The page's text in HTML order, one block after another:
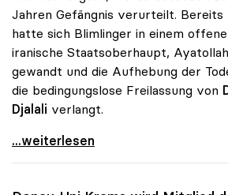
Jahren Gefängnis verurteilt. Bereits
hatte sich Blimlinger in einem
iranische Staatsoberhaupt,
gewandt und die Aufhebung der
die bedingungslose Freilassung von
Djalali verlangt.
uniko für Freilassung von Aktivistin
...weiterlesen